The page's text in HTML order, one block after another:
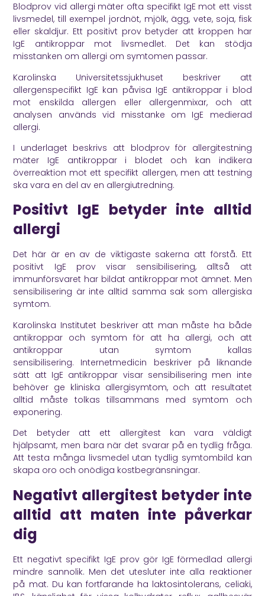
Blodprov vid allergi mäter ofta specifikt IgE mot ett visst
livsmedel, till exempel jordnöt, mjölk, ägg, vete, soja, fisk
eller skaldjur. Ett positivt prov betyder att kroppen har
IgE antikroppar mot livsmedlet. Det kan stödja
misstanken om allergi om symtomen passar.
Karolinska Universitetssjukhuset beskriver att
allergenspecifikt IgE kan påvisa IgE antikroppar i blod
mot enskilda allergen eller allergenmixar, och att
analysen används vid misstanke om IgE medierad
allergi.
I underlaget beskrivs att blodprov för allergitestning
mäter IgE antikroppar i blodet och kan indikera
överreaktion mot ett specifikt allergen, men att testning
ska vara en del av en allergiutredning.
Positivt IgE betyder inte alltid
allergi
Det här är en av de viktigaste sakerna att förstå. Ett
positivt IgE prov visar sensibilisering, alltså att
immunförsvaret har bildat antikroppar mot ämnet. Men
sensibilisering är inte alltid samma sak som allergiska
symtom.
Karolinska Institutet beskriver att man måste ha både
antikroppar och symtom för att ha allergi, och att
antikroppar utan symtom kallas
sensibilisering. Internetmedicin beskriver på liknande
sätt att IgE antikroppar visar sensibilisering men inte
behöver ge kliniska allergisymtom, och att resultatet
alltid måste tolkas tillsammans med symtom och
exponering.
Det betyder att ett allergitest kan vara väldigt
hjälpsamt, men bara när det svarar på en tydlig fråga.
Att testa många livsmedel utan tydlig symtombild kan
skapa oro och onödiga kostbegränsningar.
Negativt allergitest betyder inte
alltid att maten inte påverkar
dig
Ett negativt specifikt IgE prov gör IgE förmedlad allergi
mindre sannolik. Men det utesluter inte alla reaktioner
på mat. Du kan fortfarande ha laktosintolerans, celiaki,